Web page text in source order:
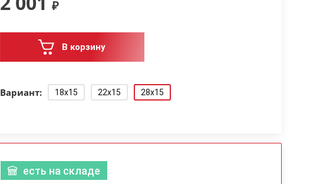
₽
В корзину
Вариант: 18x15 22x15 28x15
есть на складе